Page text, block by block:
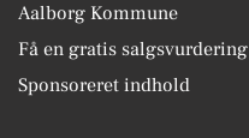
Aalborg Kommune
Få en gratis salgsvurdering
Sponsoreret indhold